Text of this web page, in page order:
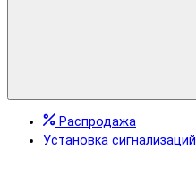
Распродажа
Установка сигнализаций